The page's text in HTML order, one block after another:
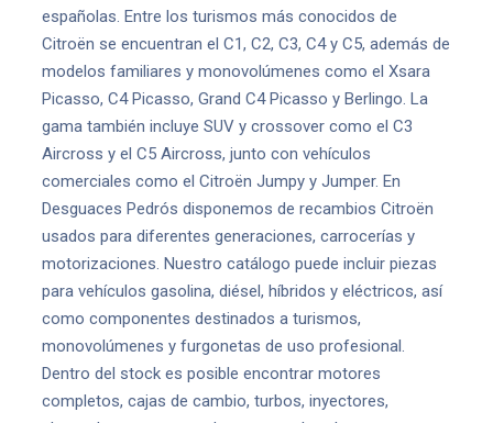
españolas. Entre los turismos más conocidos de
Citroën se encuentran el C1, C2, C3, C4 y C5, además de
modelos familiares y monovolúmenes como el Xsara
Picasso, C4 Picasso, Grand C4 Picasso y Berlingo. La
gama también incluye SUV y crossover como el C3
Aircross y el C5 Aircross, junto con vehículos
comerciales como el Citroën Jumpy y Jumper. En
Desguaces Pedrós disponemos de recambios Citroën
usados para diferentes generaciones, carrocerías y
motorizaciones. Nuestro catálogo puede incluir piezas
para vehículos gasolina, diésel, híbridos y eléctricos, así
como componentes destinados a turismos,
monovolúmenes y furgonetas de uso profesional.
Dentro del stock es posible encontrar motores
completos, cajas de cambio, turbos, inyectores,